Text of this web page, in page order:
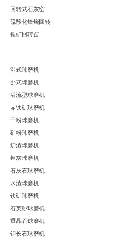
回转式石灰窑
硫酸化焙烧回转
锂矿回转窑
湿式球磨机
卧式球磨机
溢流型球磨机
赤铁矿球磨机
干粉球磨机
矿粉球磨机
炉渣球磨机
铝灰球磨机
石灰石球磨机
水渣球磨机
铁矿球磨机
石英砂球磨机
重晶石球磨机
钾长石球磨机